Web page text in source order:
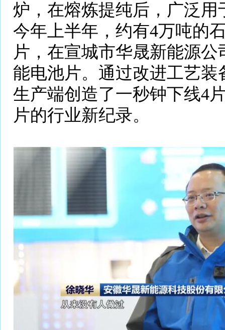
炉，在熔炼提纯后，广泛用
今年上半年，约有4万吨的
片，在宣城市华晟新能源
能电池片。通过改进工艺装
生产端创造了一秒钟下线4
片的行业新纪录。